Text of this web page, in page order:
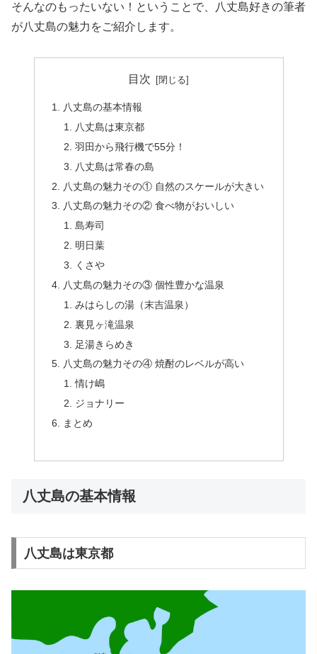
そんなのもったいない！ということで、八丈島好きの筆者
が八丈島の魅力をご紹介します。
目次
八丈島の基本情報
八丈島は東京都
羽田から飛行機で55分！
八丈島は常春の島
八丈島の魅力その① 自然のスケールが大きい
八丈島の魅力その② 食べ物がおいしい
島寿司
明日葉
くさや
八丈島の魅力その③ 個性豊かな温泉
みはらしの湯（末吉温泉）
裏見ヶ滝温泉
足湯きらめき
八丈島の魅力その④ 焼酎のレベルが高い
情け嶋
ジョナリー
まとめ
八丈島の基本情報
八丈島は東京都